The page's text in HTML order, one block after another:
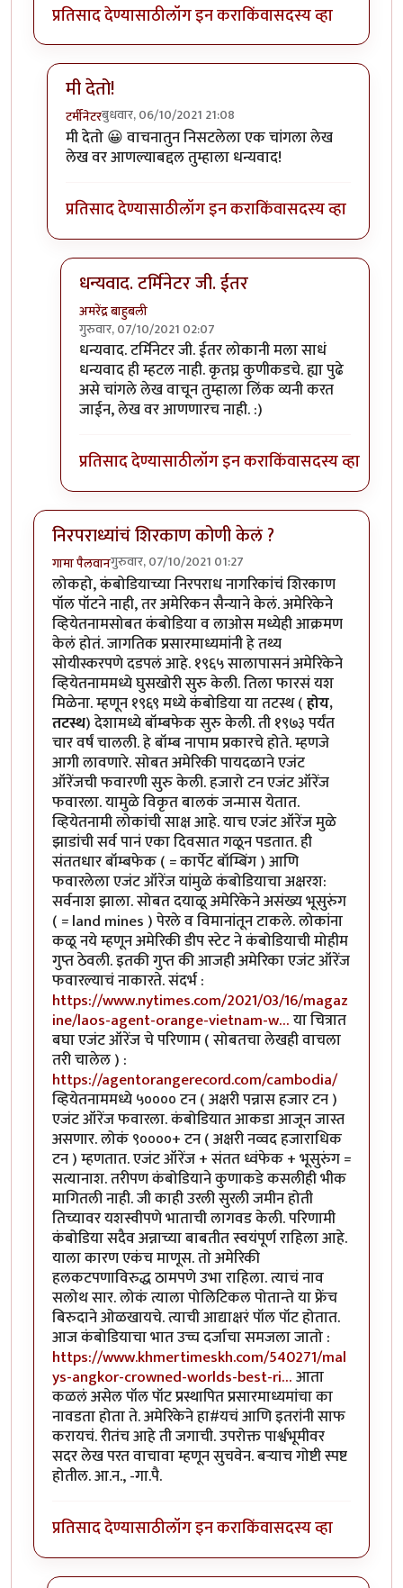
प्रतिसाद देण्यासाठीलॉग इन कराकिंवासदस्य व्हा
मी देतो!
टर्मीनेटरबुधवार, 06/10/2021 21:08
In reply toलेख वर आननार्या ला कुनीहीbyअमरेंद्र बाहुबली
मी देतो 😀 वाचनातुन निसटलेला एक चांगला लेख
लेख वर आणल्याबद्दल तुम्हाला धन्यवाद!
प्रतिसाद देण्यासाठीलॉग इन कराकिंवासदस्य व्हा
धन्यवाद. टर्मिनेटर जी. ईतर
अमरेंद्र बाहुबली
गुरुवार, 07/10/2021 02:07
In reply toमी देतो!byटर्मीनेटर
धन्यवाद. टर्मिनेटर जी. ईतर लोकानी मला साधं
धन्यवाद ही म्हटल नाही. कृतघ्न कुणीकडचे. ह्या पुढे
असे चांगले लेख वाचून तुम्हाला लिंक व्यनी करत
जाईन, लेख वर आणणारच नाही. :)
प्रतिसाद देण्यासाठीलॉग इन कराकिंवासदस्य व्हा
निरपराध्यांचं शिरकाण कोणी केलं ?
गामा पैलवानगुरुवार, 07/10/2021 01:27
लोकहो, कंबोडियाच्या निरपराध नागरिकांचं शिरकाण
पॉल पॉटने नाही, तर अमेरिकन सैन्याने केलं. अमेरिकेने
व्हियेतनामसोबत कंबोडिया व लाओस मध्येही आक्रमण
केलं होतं. जागतिक प्रसारमाध्यमांनी हे तथ्य
सोयीस्करपणे दडपलं आहे. १९६५ सालापासनं अमेरिकेने
व्हियेतनाममध्ये घुसखोरी सुरु केली. तिला फारसं यश
मिळेना. म्हणून १९६९ मध्ये कंबोडिया या तटस्थ (होय,
तटस्थ) देशामध्ये बॉम्बफेक सुरु केली. ती १९७३ पर्यंत
चार वर्षं चालली. हे बॉम्ब नापाम प्रकारचे होते. म्हणजे
आगी लावणारे. सोबत अमेरिकी पायदळाने एजंट
ऑरेंजची फवारणी सुरु केली. हजारो टन एजंट ऑरेंज
फवारला. यामुळे विकृत बालकं जन्मास येतात.
व्हियेतनामी लोकांची साक्ष आहे. याच एजंट ऑरेंज मुळे
झाडांची सर्व पानं एका दिवसात गळून पडतात. ही
संततधार बॉम्बफेक ( = कार्पेट बॉम्बिंग ) आणि
फवारलेला एजंट ऑरेंज यांमुळे कंबोडियाचा अक्षरश:
सर्वनाश झाला. सोबत दयाळू अमेरिकेने असंख्य भूसुरुंग
( = land mines ) पेरले व विमानांतून टाकले. लोकांना
कळू नये म्हणून अमेरिकी डीप स्टेट ने कंबोडियाची मोहीम
गुप्त ठेवली. इतकी गुप्त की आजही अमेरिका एजंट ऑरेंज
फवारल्याचं नाकारते. संदर्भ :
https://www.nytimes.com/2021/03/16/magaz
ine/laos-agent-orange-vietnam-w…या चित्रात
बघा एजंट ऑरेंज चे परिणाम ( सोबतचा लेखही वाचला
तरी चालेल ) :
https://agentorangerecord.com/cambodia/
व्हियेतनाममध्ये ५०००० टन ( अक्षरी पन्नास हजार टन )
एजंट ऑरेंज फवारला. कंबोडियात आकडा आजून जास्त
असणार. लोकं ९००००+ टन ( अक्षरी नव्वद हजाराधिक
टन ) म्हणतात. एजंट ऑरेंज + संतत ध्वंफेक + भूसुरुंग =
सत्यानाश. तरीपण कंबोडियाने कुणाकडे कसलीही भीक
मागितली नाही. जी काही उरली सुरली जमीन होती
तिच्यावर यशस्वीपणे भाताची लागवड केली. परिणामी
कंबोडिया सदैव अन्नाच्या बाबतीत स्वयंपूर्ण राहिला आहे.
याला कारण एकंच माणूस. तो अमेरिकी
हलकटपणाविरुद्ध ठामपणे उभा राहिला. त्याचं नाव
सलोथ सार. लोकं त्याला पोलिटिकल पोतान्ते या फ्रेंच
बिरुदाने ओळखायचे. त्याची आद्याक्षरं पॉल पॉट होतात.
आज कंबोडियाचा भात उच्च दर्जाचा समजला जातो :
https://www.khmertimeskh.com/540271/mal
ys-angkor-crowned-worlds-best-ri…आता
कळलं असेल पॉल पॉट प्रस्थापित प्रसारमाध्यमांचा का
नावडता होता ते. अमेरिकेने हा#यचं आणि इतरांनी साफ
करायचं. रीतंच आहे ती जगाची. उपरोक्त पार्श्वभूमीवर
सदर लेख परत वाचावा म्हणून सुचवेन. बऱ्याच गोष्टी स्पष्ट
होतील. आ.न., -गा.पै.
प्रतिसाद देण्यासाठीलॉग इन कराकिंवासदस्य व्हा